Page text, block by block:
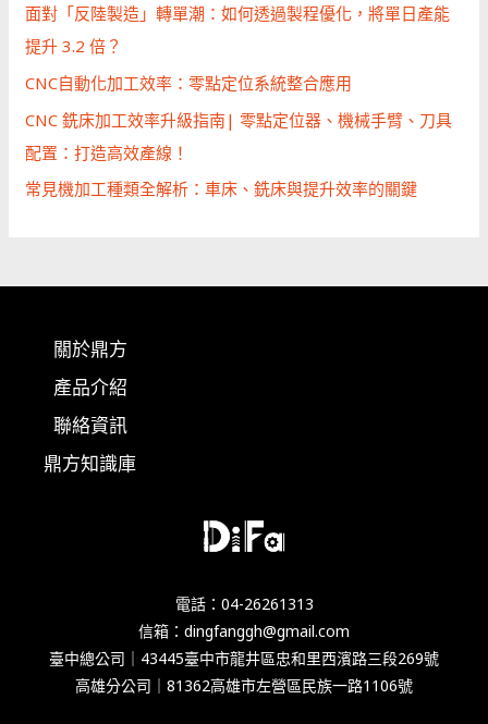
面對「反陸製造」轉單潮：如何透過製程優化，將單日產能
提升 3.2 倍？
CNC自動化加工效率：零點定位系統整合應用
CNC 銑床加工效率升級指南| 零點定位器、機械手臂、刀具
配置：打造高效產線！
常見機加工種類全解析：車床、銑床與提升效率的關鍵
關於鼎方
產品介紹
聯絡資訊
鼎方知識庫
電話：04-26261313
信箱：dingfanggh@gmail.com
臺中總公司｜43445臺中市龍井區忠和里西濱路三段269號
高雄分公司｜81362高雄市左營區民族一路1106號